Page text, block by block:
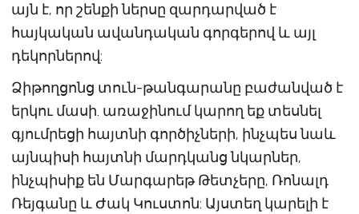
այն է, որ շենքի ներսը զարդարված է
հայկական ավանդական գորգերով և այլ
դեկորներով:
Ձիթողցոնց տուն-թանգարանը բաժանված է
երկու մասի. առաջինում կարող եք տեսնել
գյումրեցի հայտնի գործիչների, ինչպես նաև
այնպիսի հայտնի մարդկանց նկարներ,
ինչպիսիք են Մարգարեթ Թետչերը, Ռոնալդ
Ռեյգանը և Ժակ Կուստոն: Այստեղ կարելի է